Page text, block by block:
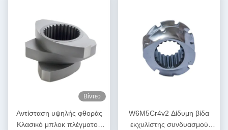
Βίντεο
Αντίσταση υψηλής φθοράς
Κλασικό μπλοκ πλέγματος
W6M5Cr4v2 Δίδυμη βίδα
εκχυλίστης συνδυασμού